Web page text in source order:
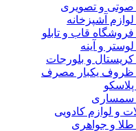
صوتی و تصویری
آشپزخانه
قاب و تابلو
و آینه
و بلورجات
ظروف یکبار مصرف
سمساری
و لوازم کادویی
و جواهری